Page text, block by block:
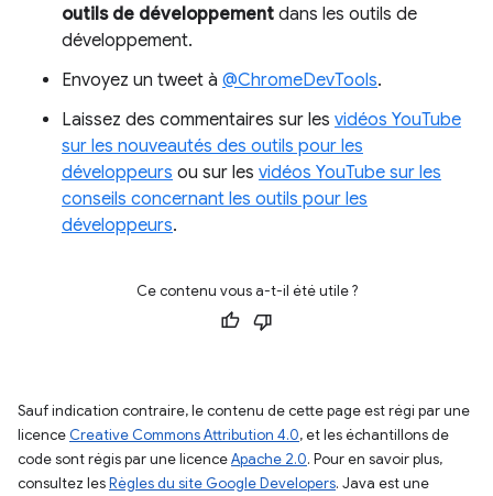
outils de développement dans les outils de
développement.
Envoyez un tweet à @ChromeDevTools.
Laissez des commentaires sur les vidéos YouTube
sur les nouveautés des outils pour les
développeurs ou sur les vidéos YouTube sur les
conseils concernant les outils pour les
développeurs.
Ce contenu vous a-t-il été utile ?
Sauf indication contraire, le contenu de cette page est régi par une
licence Creative Commons Attribution 4.0, et les échantillons de
code sont régis par une licenceApache 2.0. Pour en savoir plus,
consultez lesRègles du site Google Developers. Java est une